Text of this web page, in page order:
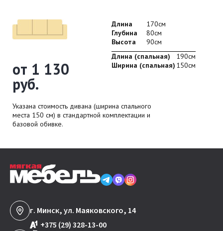
от 1 130
руб.
Длина
170см
Глубина
80см
Высота
90см
Длина (спальная)
190см
Ширина (спальная) 150см
Указана стоимость дивана (ширина спального
места 150 см) в стандартной комплектации и
базовой обивке.
г. Минск, ул. Маяковского, 14
+375 (29) 328-13-00